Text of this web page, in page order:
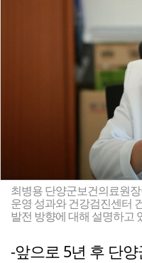
최병용 단양군보건의료원
운영 성과와 건강검진센터
발전 방향에 대해 설명하고
-앞으로 5년 후 단